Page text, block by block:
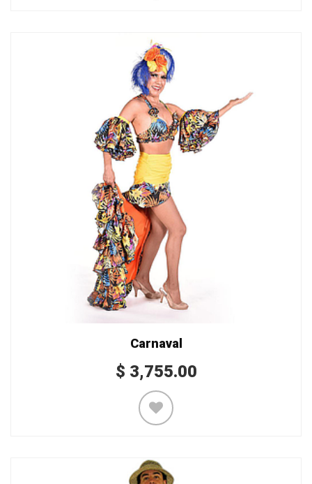
Carnaval
$ 3,755.00